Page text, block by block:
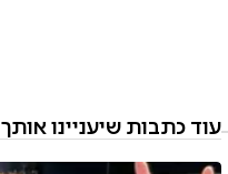
עוד כתבות שיעניינו אותך